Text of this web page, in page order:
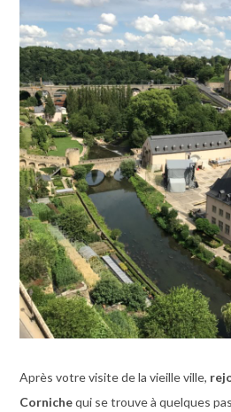
Après votre visite de la vieille ville,
Cornichequi se trouve à quelques